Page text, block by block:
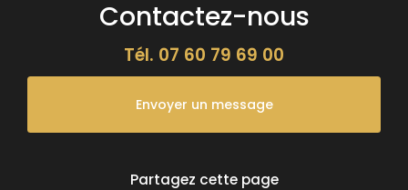
Contactez-nous
Tél. 07 60 79 69 00
Envoyer un message
Partagez cette page